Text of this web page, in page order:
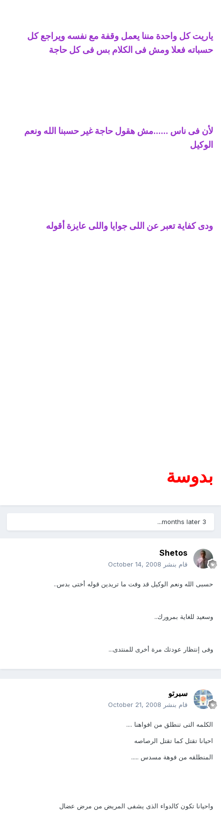
ياريت كل واحدة مننا يعمل وقفة مع نفسه ويراجع كل
حسباته فعلا ومش فى الكلام بس فى كل حاجة
لأن فى ناس ......مش هقول حاجة غير حسبنا الله ونعم
الوكيل
ودى كفاية تعبر عن اللى جوايا واللى عايزة أقوله
بدوسة
3 months later...
Shetos
قام بنشر October 14, 2008
حسبى الله ونعم الوكيل قد وفت ما تريدين قوله أختى بدس..
وسعيد للغاية بمرورك..
وفى إنتظار عودتك مرة أخرى للمنتدى...
سبرتو
قام بنشر October 21, 2008
الكلمه التى تنطلق من افواهنا ....
احيانا تقتل كما تقتل الرصاصه
المنطلقه من فوهة مسدس .....
واحيانا تكون كالدواء الذى يشفى المريض من مرض عضال